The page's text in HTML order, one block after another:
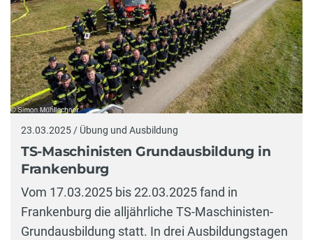
23.03.2025 / Übung und Ausbildung
TS-Maschinisten Grundausbildung in
Frankenburg
Vom 17.03.2025 bis 22.03.2025 fand in
Frankenburg die alljährliche TS-Maschinisten-
Grundausbildung statt. In drei Ausbildungstagen